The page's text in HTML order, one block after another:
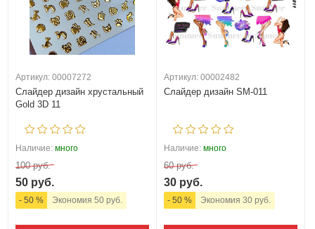
Артикул: 00007272
Слайдер дизайн хрустальный
Gold 3D 11
Наличие: много
100 руб.
50 руб.
- 50 % Экономия 50 руб.
Артикул: 00002482
Слайдер дизайн SM-011
Наличие: много
60 руб.
30 руб.
- 50 % Экономия 30 руб.